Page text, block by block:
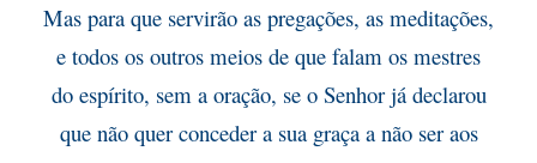
Mas para que servirão as pregações, as meditações,
e todos os outros meios de que falam os mestres
do espírito, sem a oração, se o Senhor já declarou
que não quer conceder a sua graça a não ser aos